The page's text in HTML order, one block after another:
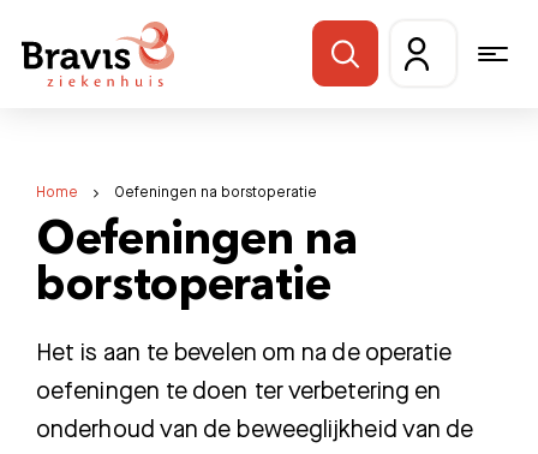
Home Oefeningen na borstoperatie
Oefeningen na
borstoperatie
Het is aan te bevelen om na de operatie
oefeningen te doen ter verbetering en
onderhoud van de beweeglijkheid van de